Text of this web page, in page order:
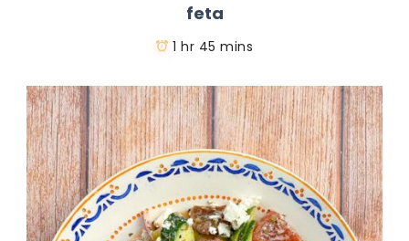
feta
1 hr 45 mins